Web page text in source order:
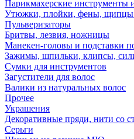
Парикмахерские инструменты
Утюжки, плойки, фены, щипцы
Пульверизаторы
Бритвы, лезвия, ножницы
Манекен-головы и подставки
Зажимы, шпильки, клипсы,
Сумки для инструментов
Загустители для волос
Валики из натуральных волос
Прочее
Украшения
Декоративные пряди, нити со
Серьги